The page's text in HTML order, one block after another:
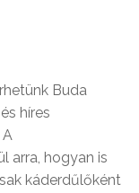
Buda
híres
arra, hogyan is
káderdűlőként